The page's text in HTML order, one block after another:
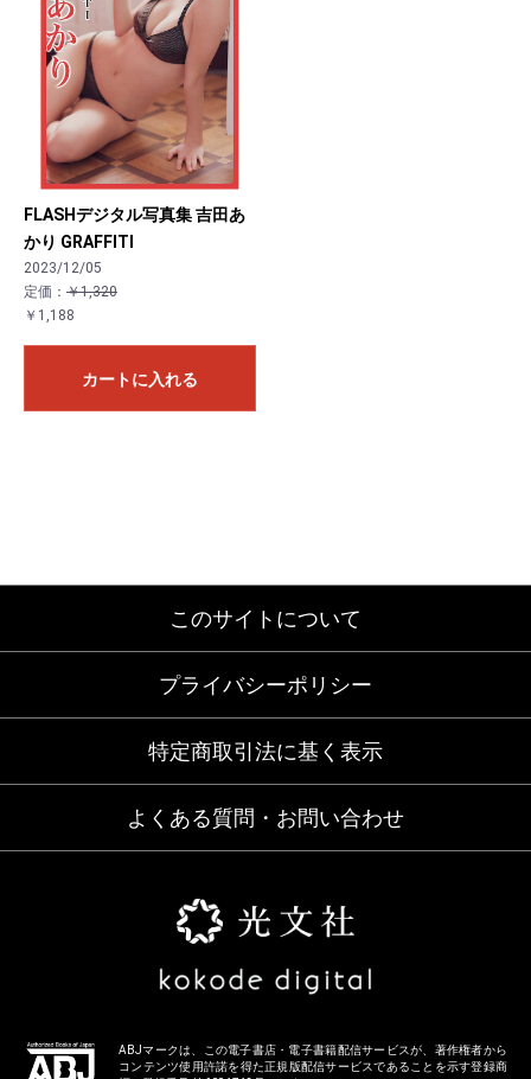
FLASHデジタル写真集 吉田あ
かり GRAFFITI
2023/12/05
定価： ￥1,320
￥1,188
カートに入れる
お買い物を続ける
このサイトについて
プライバシーポリシー
特定商取引法に基く表示
よくある質問・お問い合わせ
ABJマークは、この電子書店・電子書籍配信サービスが、著作権者から
コンテンツ使用許諾を得た正規版配信サービスであることを示す登録商